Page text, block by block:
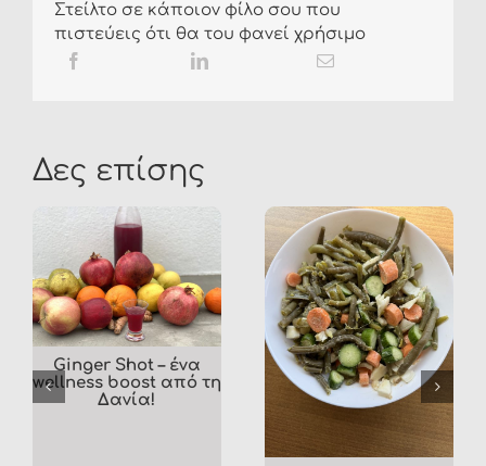
Στείλτο σε κάποιον φίλο σου που
πιστεύεις ότι θα του φανεί χρήσιμο
Δες επίσης
Ginger Shot – ένα
wellness boost από τη
Δανία!